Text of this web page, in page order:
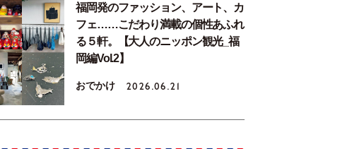
福岡発のファッション、アート、カ
フェ……こだわり満載の個性あふれ
る５軒。【大人のニッポン観光_福
岡編Vol.2】
おでかけ 2026.06.21